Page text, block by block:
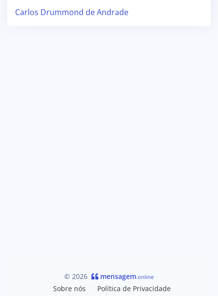
Carlos Drummond de Andrade
© 2026 mensagem.online
Sobre nós Política de Privacidade